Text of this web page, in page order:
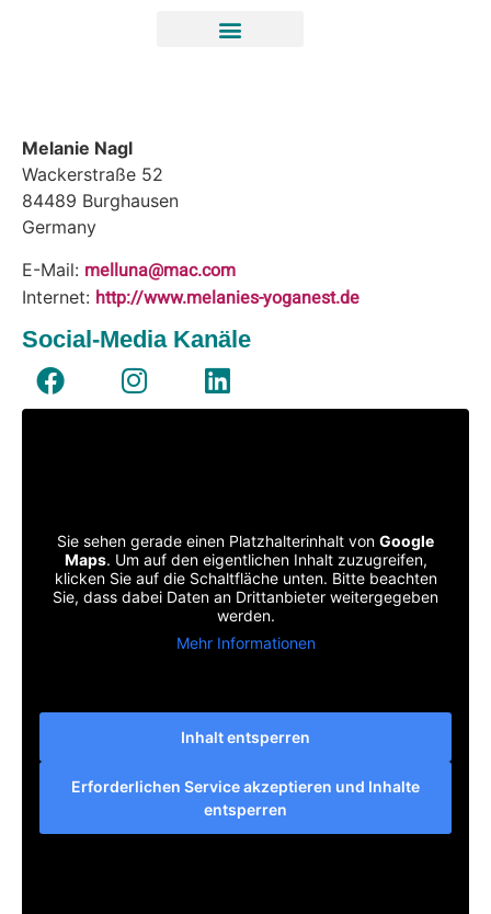
Melanie Nagl
Wackerstraße 52
84489 Burghausen
Germany
E-Mail: melluna@mac.com
Internet: http://www.melanies-yoganest.de
Social-Media Kanäle
Sie sehen gerade einen Platzhalterinhalt von Google
Maps. Um auf den eigentlichen Inhalt zuzugreifen,
klicken Sie auf die Schaltfläche unten. Bitte beachten
Sie, dass dabei Daten an Drittanbieter weitergegeben
werden.
Mehr Informationen
Inhalt entsperren
Erforderlichen Service akzeptieren und Inhalte
entsperren